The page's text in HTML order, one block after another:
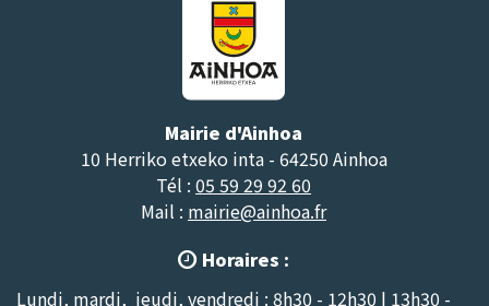
Mairie d'Ainhoa
10 Herriko etxeko inta - 64250 Ainhoa
Tél : 05 59 29 92 60
Mail : mairie@ainhoa.fr
 Horaires :
Lundi, mardi, jeudi, vendredi : 8h30 - 12h30 | 13h30 -